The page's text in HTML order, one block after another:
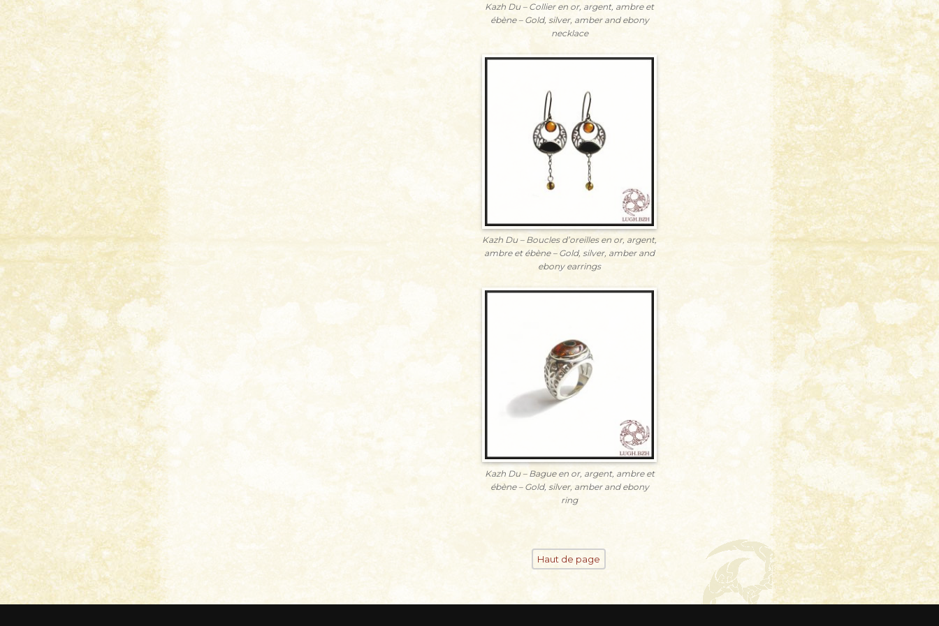
Kazh Du – Collier en or, argent, ambre et
ébène – Gold, silver, amber and ebony
necklace
Kazh Du – Boucles d’oreilles en or, argent,
ambre et ébène – Gold, silver, amber and
ebony earrings
Kazh Du – Bague en or, argent, ambre et
ébène – Gold, silver, amber and ebony
ring
Haut de page